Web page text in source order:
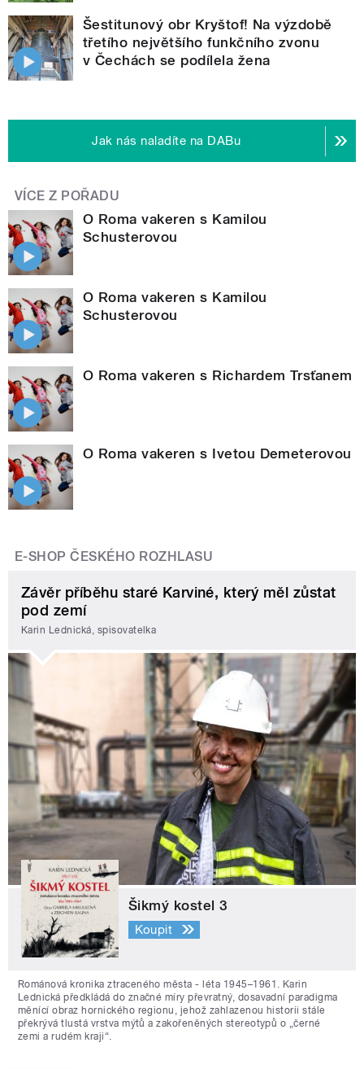
Šestitunový obr Kryštof! Na výzdobě
třetího největšího funkčního zvonu
v Čechách se podílela žena
Jak nás naladíte na DABu
VÍCE Z POŘADU
O Roma vakeren s Kamilou
Schusterovou
O Roma vakeren s Kamilou
Schusterovou
O Roma vakeren s Richardem Trsťanem
O Roma vakeren s Ivetou Demeterovou
E-SHOP ČESKÉHO ROZHLASU
Závěr příběhu staré Karviné, který měl zůstat
pod zemí
Karin Lednická, spisovatelka
Šikmý kostel 3
Koupit
Románová kronika ztraceného města - léta 1945–1961. Karin
Lednická předkládá do značné míry převratný, dosavadní paradigma
měnící obraz hornického regionu, jehož zahlazenou historii stále
překrývá tlustá vrstva mýtů a zakořeněných stereotypů o „černé
zemi a rudém kraji“.